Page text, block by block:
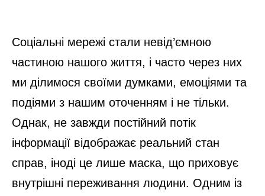
Соціальні мережі стали невід’ємною
частиною нашого життя, і часто через них
ми ділимося своїми думками, емоціями та
подіями з нашим оточенням і не тільки.
Однак, не завжди постійний потік
інформації відображає реальний стан
справ, іноді це лише маска, що приховує
внутрішні переживання людини. Одним із